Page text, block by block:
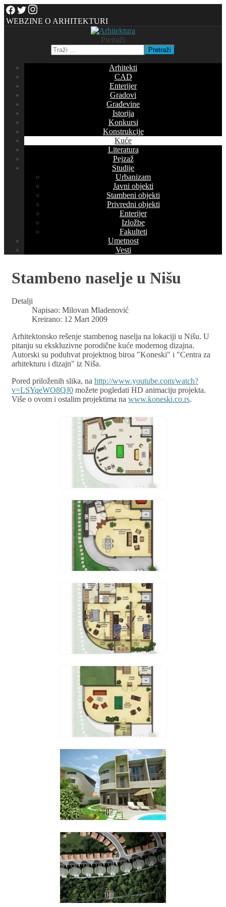
WEBZINE O ARHITEKTURI
Pretraži
Pretraži
Arhitekti
CAD
Enterijer
Gradovi
Građevine
Istorija
Konkursi
Konstrukcije
Kuće
Literatura
Pejzaž
Studije
Urbanizam
Javni objekti
Stambeni objekti
Privredni objekti
Enterijer
Izložbe
Fakulteti
Umetnost
Vesti
Stambeno naselje u Nišu
Detalji
Napisao: Milovan Mladenović
Kreirano: 12 Mart 2009
Arhitektonsko rešenje stambenog naselja na lokaciji u Nišu. U
pitanju su ekskluzivne porodične kuće modernog dizajna.
Autorski su poduhvat projektnog biroa "Koneski" i "Centra za
arhitekturu i dizajn" iz Niša.
Pored priloženih slika, na http://www.youtube.com/watch?
v=LSYqeWO8QJ0 možete pogledati HD animaciju projekta.
Više o ovom i ostalim projektima na www.koneski.co.rs.